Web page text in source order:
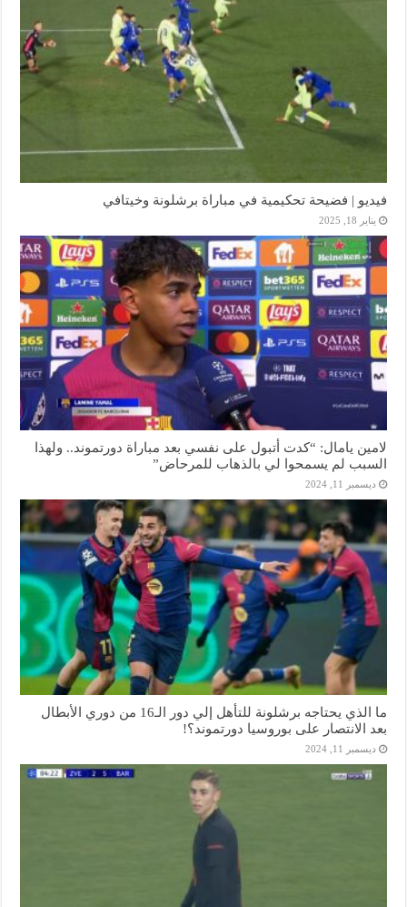
فيديو | فضيحة تحكيمية في مباراة برشلونة وخيتافي
يناير 18, 2025
لامين يامال: “كدت أتبول على نفسي بعد مباراة دورتموند.. ولهذا
السبب لم يسمحوا لي بالذهاب للمرحاض”
ديسمبر 11, 2024
ما الذي يحتاجه برشلونة للتأهل إلي دور الـ16 من دوري الأبطال
بعد الانتصار على بوروسيا دورتموند؟!
ديسمبر 11, 2024